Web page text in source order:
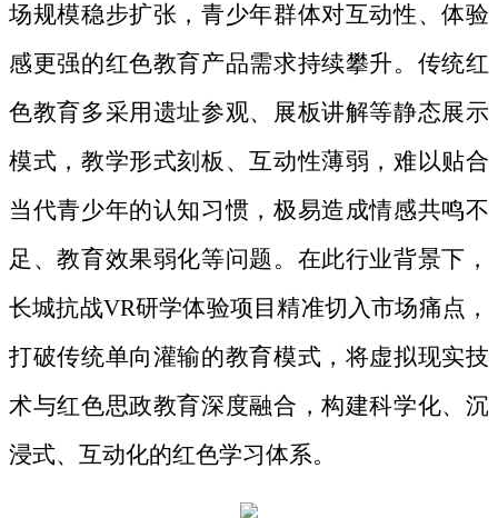
场规模稳步扩张，青少年群体对互动性、体验
感更强的红色教育产品需求持续攀升。传统红
色教育多采用遗址参观、展板讲解等静态展示
模式，教学形式刻板、互动性薄弱，难以贴合
当代青少年的认知习惯，极易造成情感共鸣不
足、教育效果弱化等问题。在此行业背景下，
长城抗战VR研学体验项目精准切入市场痛点，
打破传统单向灌输的教育模式，将虚拟现实技
术与红色思政教育深度融合，构建科学化、沉
浸式、互动化的红色学习体系。